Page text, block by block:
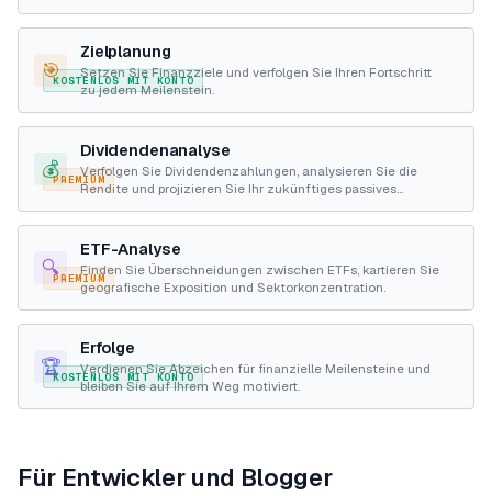
🎯
Zielplanung
Setzen Sie Finanzziele und verfolgen Sie Ihren Fortschritt
zu jedem Meilenstein.
KOSTENLOS MIT KONTO
💰
Dividendenanalyse
Verfolgen Sie Dividendenzahlungen, analysieren Sie die
Rendite und projizieren Sie Ihr zukünftiges passives
PREMIUM
🔍
ETF-Analyse
Finden Sie Überschneidungen zwischen ETFs, kartieren Sie
geografische Exposition und Sektorkonzentration.
PREMIUM
🏆
Erfolge
Verdienen Sie Abzeichen für finanzielle Meilensteine und
bleiben Sie auf Ihrem Weg motiviert.
KOSTENLOS MIT KONTO
Für Entwickler und Blogger